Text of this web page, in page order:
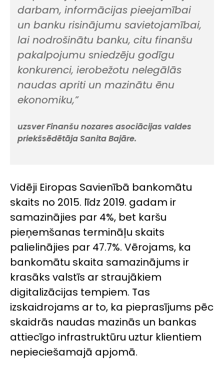
darbam, informācijas pieejamībai
un banku risinājumu savietojamībai,
lai nodrošinātu banku, citu finanšu
pakalpojumu sniedzēju godīgu
konkurenci, ierobežotu nelegālās
naudas apriti un mazinātu ēnu
ekonomiku,”
uzsver Finanšu nozares asociācijas valdes
priekšsēdētāja Sanita Bajāre.
Vidēji Eiropas Savienībā bankomātu
skaits no 2015. līdz 2019. gadam ir
samazinājies par 4%, bet karšu
pieņemšanas termināļu skaits
palielinājies par 47.7%. Vērojams, ka
bankomātu skaita samazinājums ir
krasāks valstīs ar straujākiem
digitalizācijas tempiem. Tas
izskaidrojams ar to, ka pieprasījums pēc
skaidrās naudas mazinās un bankas
attiecīgo infrastruktūru uztur klientiem
nepieciešamajā apjomā.